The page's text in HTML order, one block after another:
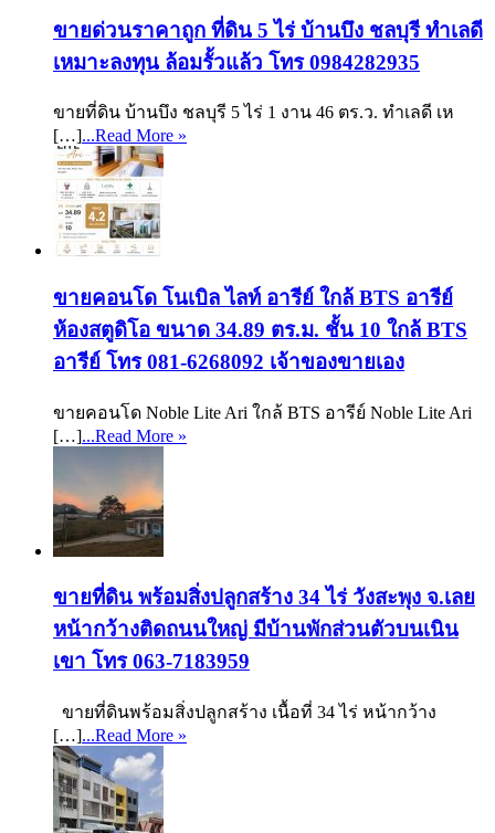
ขายด่วนราคาถูก ที่ดิน 5 ไร่ บ้านบึง ชลบุรี ทำเลดี
เหมาะลงทุน ล้อมรั้วแล้ว โทร 0984282935
ขายที่ดิน บ้านบึง ชลบุรี 5 ไร่ 1 งาน 46 ตร.ว. ทำเลดี เห
[…]...Read More »
ขายคอนโด โนเบิล ไลท์ อารีย์ ใกล้ BTS อารีย์
ห้องสตูดิโอ ขนาด 34.89 ตร.ม. ชั้น 10 ใกล้ BTS
อารีย์ โทร 081-6268092 เจ้าของขายเอง
ขายคอนโด Noble Lite Ari ใกล้ BTS อารีย์ Noble Lite Ari
[…]...Read More »
ขายที่ดิน พร้อมสิ่งปลูกสร้าง 34 ไร่ วังสะพุง จ.เลย
หน้ากว้างติดถนนใหญ่ มีบ้านพักส่วนตัวบนเนิน
เขา โทร 063-7183959
ขายที่ดินพร้อมสิ่งปลูกสร้าง เนื้อที่ 34 ไร่ หน้ากว้าง
[…]...Read More »